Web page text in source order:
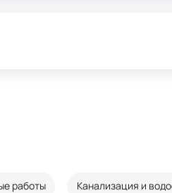
работы Канализация и